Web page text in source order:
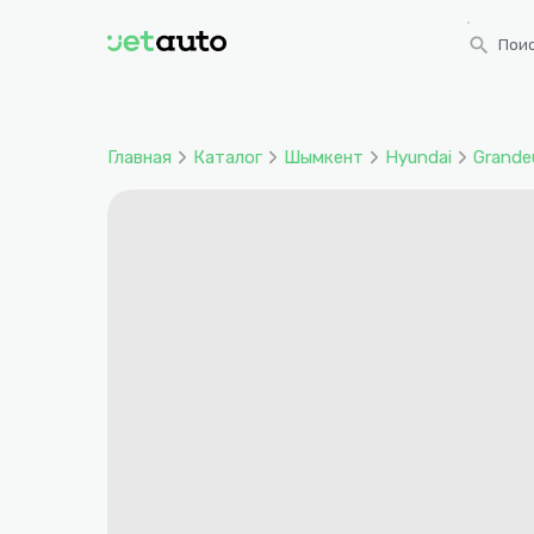
search
Главная Каталог Шымкент Hyundai